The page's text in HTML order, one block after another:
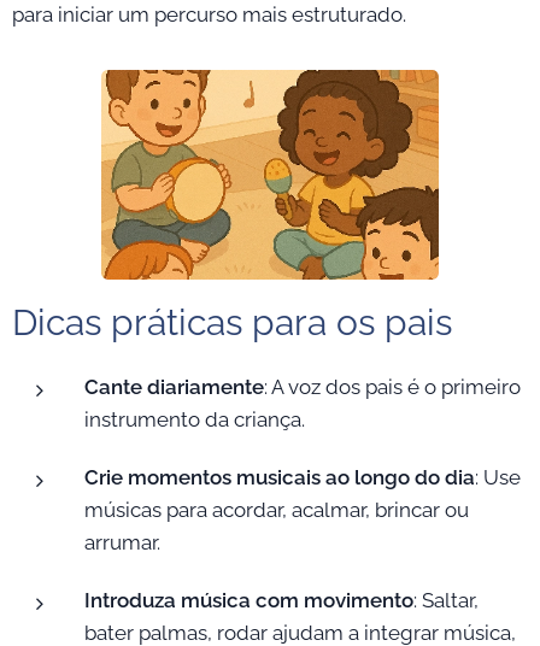
para iniciar um percurso mais estruturado.
Dicas práticas para os pais
Cante diariamente: A voz dos pais é o primeiro
instrumento da criança.
Crie momentos musicais ao longo do dia: Use
músicas para acordar, acalmar, brincar ou
arrumar.
Introduza música com movimento: Saltar,
bater palmas, rodar ajudam a integrar música,